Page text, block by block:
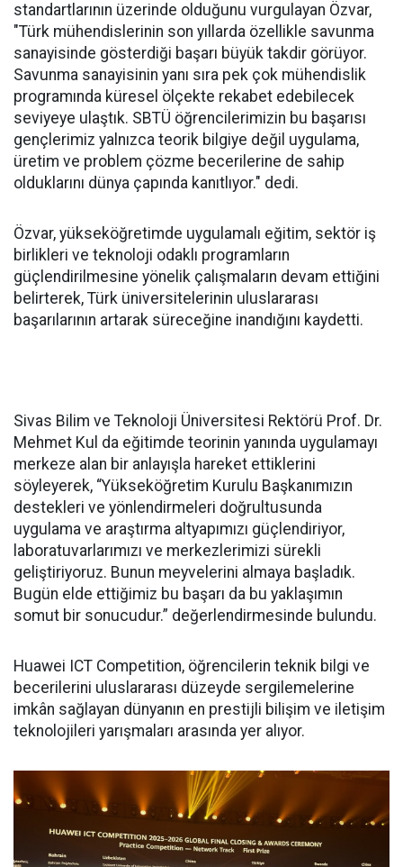
standartlarının üzerinde olduğunu vurgulayan Özvar,
"Türk mühendislerinin son yıllarda özellikle savunma
sanayisinde gösterdiği başarı büyük takdir görüyor.
Savunma sanayisinin yanı sıra pek çok mühendislik
programında küresel ölçekte rekabet edebilecek
seviyeye ulaştık. SBTÜ öğrencilerimizin bu başarısı
gençlerimiz yalnızca teorik bilgiye değil uygulama,
üretim ve problem çözme becerilerine de sahip
olduklarını dünya çapında kanıtlıyor." dedi.
Özvar, yükseköğretimde uygulamalı eğitim, sektör iş
birlikleri ve teknoloji odaklı programların
güçlendirilmesine yönelik çalışmaların devam ettiğini
belirterek, Türk üniversitelerinin uluslararası
başarılarının artarak süreceğine inandığını kaydetti.
Sivas Bilim ve Teknoloji Üniversitesi Rektörü Prof. Dr.
Mehmet Kul da eğitimde teorinin yanında uygulamayı
merkeze alan bir anlayışla hareket ettiklerini
söyleyerek, “Yükseköğretim Kurulu Başkanımızın
destekleri ve yönlendirmeleri doğrultusunda
uygulama ve araştırma altyapımızı güçlendiriyor,
laboratuvarlarımızı ve merkezlerimizi sürekli
geliştiriyoruz. Bunun meyvelerini almaya başladık.
Bugün elde ettiğimiz bu başarı da bu yaklaşımın
somut bir sonucudur.” değerlendirmesinde bulundu.
Huawei ICT Competition, öğrencilerin teknik bilgi ve
becerilerini uluslararası düzeyde sergilemelerine
imkân sağlayan dünyanın en prestijli bilişim ve iletişim
teknolojileri yarışmaları arasında yer alıyor.